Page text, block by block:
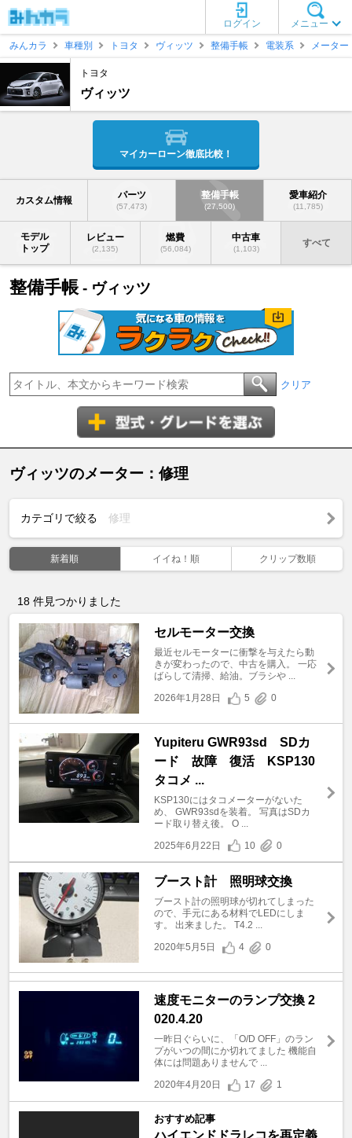
メニュー
ログイン
みんカラ
車種別 トヨタ ヴィッツ 整備手帳 電装系 メーター
トヨタ
ヴィッツ
マイカーローン徹底比較！
カスタム情報 パーツ
(57,473)
整備手帳
(27,500)
愛車紹介
(11,785)
モデル
トップ
レビュー
(2,135)
燃費
(56,084)
中古車
(1,103)
すべて
整備手帳 - ヴィッツ
クリア
ヴィッツのメーター：修理
カテゴリで絞る 修理
新着順 イイね！順 クリップ数順
18 件見つかりました
セルモーター交換
最近セルモーターに衝撃を与えたら動
きが変わったので、中古を購入。 一応
ばらして清掃、給油。ブラシや ...
2026年1月28日
5 0
Yupiteru GWR93sd SDカ
ード 故障 復活 KSP130
タコメ ...
KSP130にはタコメーターがないた
め、 GWR93sdを装着。 写真はSDカ
ード取り替え後。 O ...
2025年6月22日
10 0
ブースト計 照明球交換
ブースト計の照明球が切れてしまった
ので、手元にある材料でLEDにしま
す。 出来ました。 T4.2 ...
2020年5月5日
4 0
速度モニターのランプ交換 2
020.4.20
一昨日ぐらいに、「O/D OFF」のラン
プがいつの間にか切れてました 機能自
体には問題ありませんで ...
2020年4月20日
17 1
おすすめ記事
ハイエンドドラレコを再定義